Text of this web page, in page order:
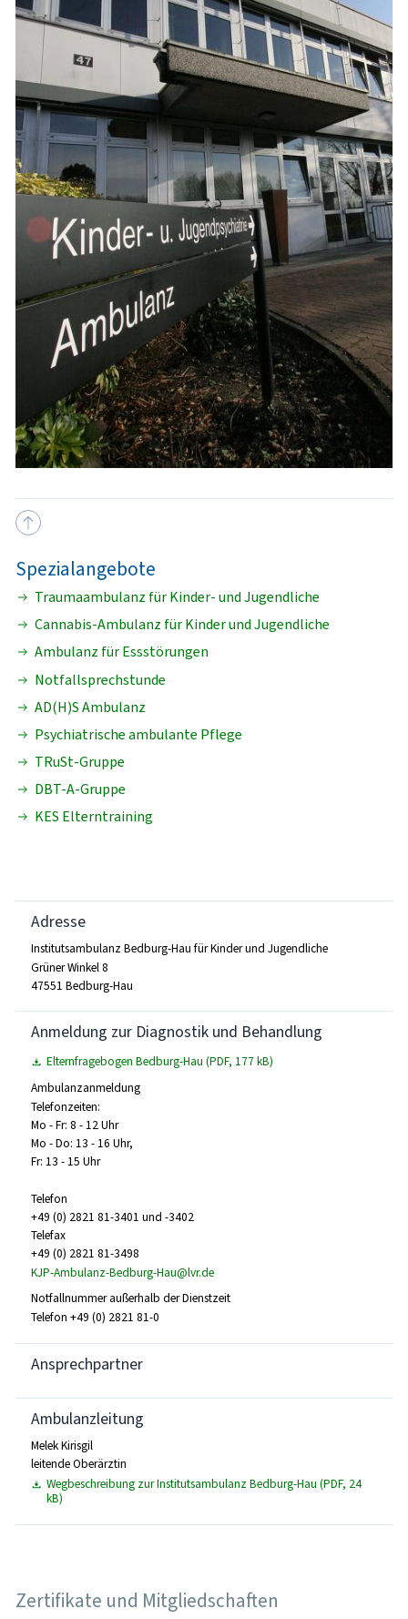
Spezialangebote
Traumaambulanz für Kinder- und Jugendliche
Cannabis-Ambulanz für Kinder und Jugendliche
Ambulanz für Essstörungen
Notfallsprechstunde
AD(H)S Ambulanz
Psychiatrische ambulante Pflege
TRuSt-Gruppe
DBT-A-Gruppe
KES Elterntraining
Adresse
Institutsambulanz Bedburg-Hau für Kinder und Jugendliche
Grüner Winkel 8
47551 Bedburg-Hau
Anmeldung zur Diagnostik und Behandlung
Elternfragebogen Bedburg-Hau (PDF, 177 kB)
Ambulanzanmeldung
Telefonzeiten:
Mo - Fr: 8 - 12 Uhr
Mo - Do: 13 - 16 Uhr,
Fr: 13 - 15 Uhr
Telefon
+49 (0) 2821 81-3401 und -3402
Telefax
+49 (0) 2821 81-3498
KJP-Ambulanz-Bedburg-Hau@lvr.de
Notfallnummer außerhalb der Dienstzeit
Telefon +49 (0) 2821 81-0
Ansprechpartner
Ambulanzleitung
Melek Kirisgil
leitende Oberärztin
Wegbeschreibung zur Institutsambulanz Bedburg-Hau (PDF, 24
kB)
Zertifikate und Mitgliedschaften